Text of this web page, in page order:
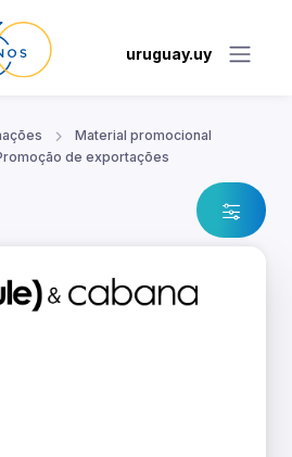
uruguay.uy
Material promocional
de exportações